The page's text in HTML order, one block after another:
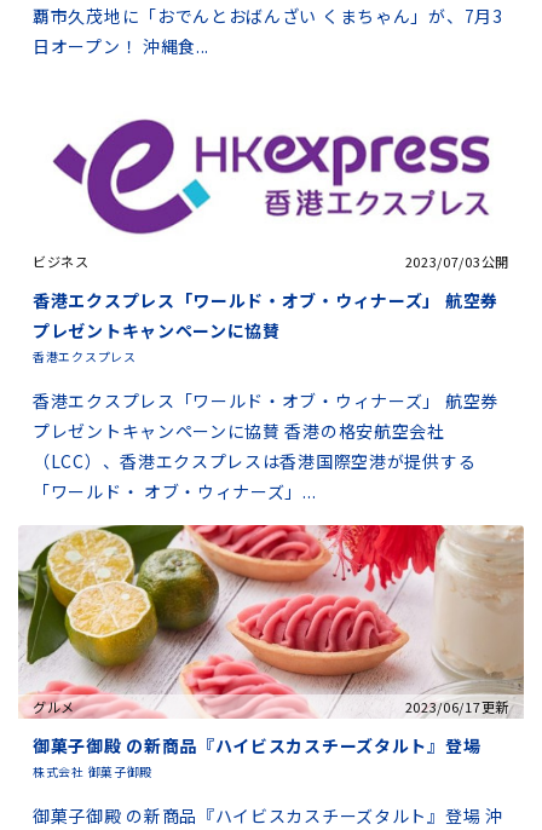
覇市久茂地に「おでんとおばんざい くまちゃん」が、7月3
日オープン！ 沖縄食...
ビジネス 2023/07/03公開
香港エクスプレス「ワールド・オブ・ウィナーズ」 航空券
プレゼントキャンペーンに協賛
香港エクスプレス
香港エクスプレス「ワールド・オブ・ウィナーズ」 航空券
プレゼントキャンペーンに協賛 香港の格安航空会社
（LCC）、香港エクスプレスは香港国際空港が提供する
「ワールド・ オブ・ウィナーズ」...
グルメ 2023/06/17更新
御菓子御殿 の新商品『ハイビスカスチーズタルト』登場
株式会社 御菓子御殿
御菓子御殿 の新商品『ハイビスカスチーズタルト』登場 沖